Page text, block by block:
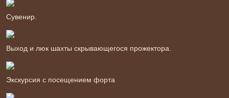
Сувенир.
Выход и люк шахты скрывающегося прожектора.
Экскурсия с посещением форта